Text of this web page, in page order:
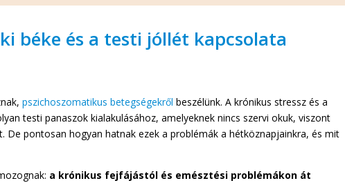
béke és a testi jóllét kapcsolata
pszichoszomatikus betegségekről beszélünk. A krónikus stressz és a
testi panaszok kialakulásához, amelyeknek nincs szervi okuk, viszont
De pontosan hogyan hatnak ezek a problémák a hétköznapjainkra, és mit
a krónikus fejfájástól és emésztési problémákon át